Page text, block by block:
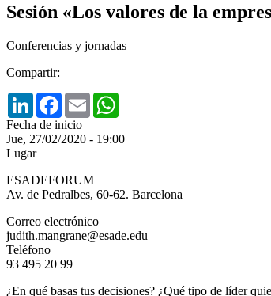
Sesión «Los valores de la
Conferencias y jornadas
Compartir:
LinkedInFacebook
Email
Fecha de inicio
Jue, 27/02/2020 - 19:00
Lugar
ESADEFORUM
Av. de Pedralbes, 60-62. Barcelona
Correo electrónico
judith.mangrane@esade.edu
Teléfono
93 495 20 99
¿En qué basas tus decisiones? ¿Qué tipo de líder